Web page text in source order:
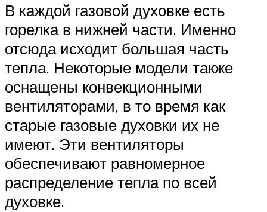
В каждой газовой духовке есть
горелка в нижней части. Именно
отсюда исходит большая часть
тепла. Некоторые модели также
оснащены конвекционными
вентиляторами, в то время как
старые газовые духовки их не
имеют. Эти вентиляторы
обеспечивают равномерное
распределение тепла по всей
духовке.